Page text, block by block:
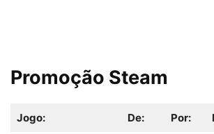
Promoção Steam
Jogo: De: Por: